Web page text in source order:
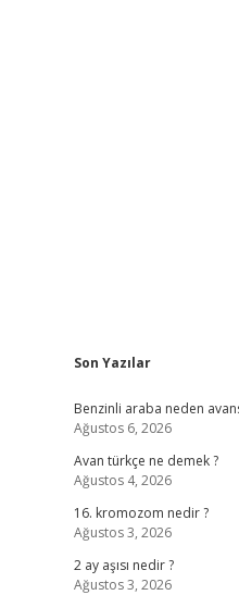
Sidebar
Son Yazılar
Benzinli araba neden
Ağustos 6, 2026
Avan türkçe ne demek ?
Ağustos 4, 2026
16. kromozom nedir ?
Ağustos 3, 2026
2 ay aşısı nedir ?
Ağustos 3, 2026